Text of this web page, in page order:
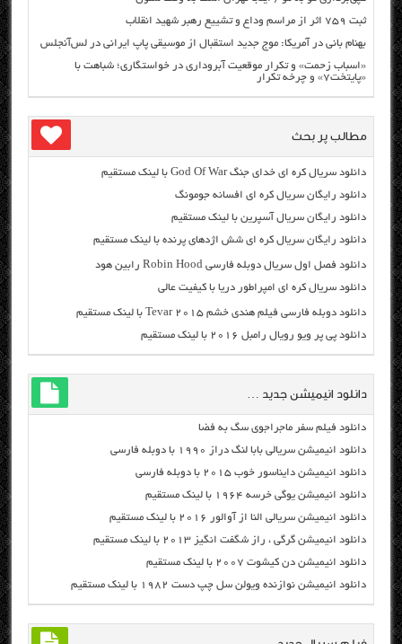
ثبت ۷۵۹ اثر از مراسم وداع و تشییع رهبر شهید انقلاب
بهنام بانی در آمریکا: موج جدید استقبال از موسیقی پاپ ایرانی در لس‌آنجلس
«اسباب زحمت» و تکرار موقعیت آبروداری در خواستگاری؛ شباهت با
«پایتخت۷» و چرخه تکرار
مطالب پر بحث
دانلود سریال کره ای خدای جنگ God Of War با لینک مستقیم
دانلود رایگان سریال کره ای افسانه جومونگ
دانلود رایگان سریال آسپرین با لینک مستقیم
دانلود رایگان سریال کره ای شش اژدهای پرنده با لینک مستقیم
دانلود فصل اول سریال دوبله فارسی Robin Hood رابین هود
دانلود سریال کره ای امپراطور دریا با کیفیت عالی
دانلود دوبله فارسی فیلم هندی خشم Tevar ۲۰۱۵ با لینک مستقیم
دانلود پی پر ویو رویال رامبل ۲۰۱۶ با لینک مستقیم
دانلود انیمیشن جدید …
دانلود فیلم سفر ماجراجوی سگ به فضا
دانلود انیمیشن سریالی بابا لنگ دراز ۱۹۹۰ با دوبله فارسی
دانلود انیمیشن دایناسور خوب ۲۰۱۵ با دوبله فارسی
دانلود انیمیشن یوگی خرسه ۱۹۶۴ با لینک مستقیم
دانلود انیمیشن سریالی النا از آوالور ۲۰۱۶ با لینک مستقیم
دانلود انیمیشن گرگی ، راز شگفت انگیز ۲۰۱۳ با لینک مستقیم
دانلود انیمیشن دن کیشوت ۲۰۰۷ با لینک مستقیم
دانلود انیمیشن نوازنده ویولن سل چپ دست ۱۹۸۲ با لینک مستقیم